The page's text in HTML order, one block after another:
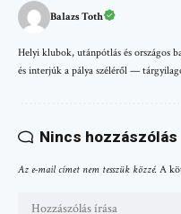
Balazs Toth
Helyi klubok, utánpótlás és országos
és interjúk a pálya széléről —
Nincs hozzászólás
Az e-mail címet nem tesszük közzé. A